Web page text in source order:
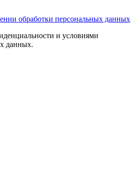
обработки персональных данных
и условиями
данных.